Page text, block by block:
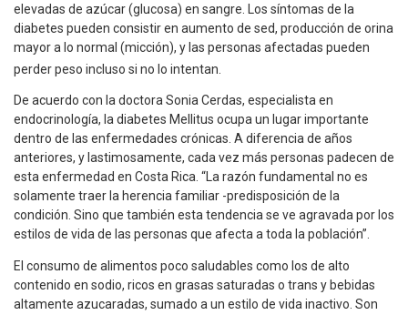
elevadas de azúcar (glucosa) en sangre. Los síntomas de la
diabetes pueden consistir en aumento de sed, producción de orina
mayor a lo normal (micción), y las personas afectadas pueden
perder peso incluso si no lo intentan.
De acuerdo con la doctora Sonia Cerdas, especialista en
endocrinología, la diabetes Mellitus ocupa un lugar importante
dentro de las enfermedades crónicas. A diferencia de años
anteriores, y lastimosamente, cada vez más personas padecen de
esta enfermedad en Costa Rica. “La razón fundamental no es
solamente traer la herencia familiar -predisposición de la
condición. Sino que también esta tendencia se ve agravada por los
estilos de vida de las personas que afecta a toda la población”.
El consumo de alimentos poco saludables como los de alto
contenido en sodio, ricos en grasas saturadas o trans y bebidas
altamente azucaradas, sumado a un estilo de vida inactivo. Son